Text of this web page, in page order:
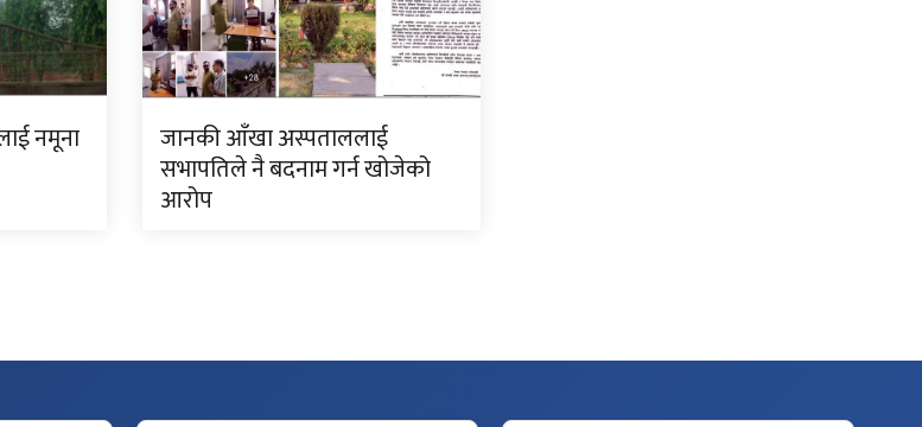
नमूना जानकी आँखा अस्पताललाई
सभापतिले नै बदनाम गर्न खोजेको
आरोप